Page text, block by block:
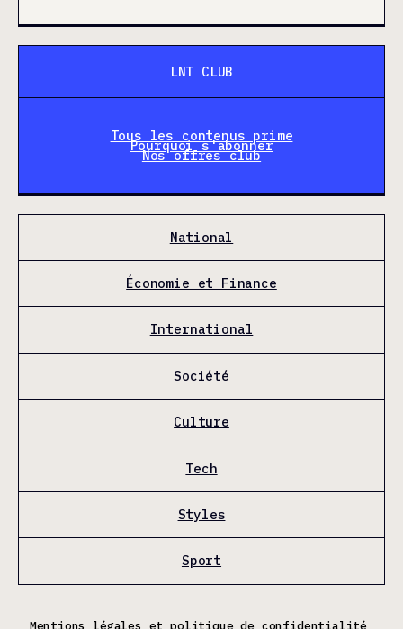
LNT CLUB
Tous les contenus prime
Pourquoi s'abonner
Nos offres club
National
Économie et Finance
International
Société
Culture
Tech
Styles
Sport
Mentions légales et politique de confidentialité